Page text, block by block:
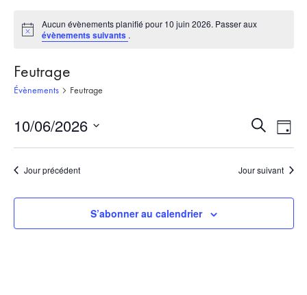
Notice
Aucun évènements planifié pour 10 juin 2026. Passer aux
évènements suivants .
Feutrage
Évènements Feutrage
et
vues
Recherche
de
Jour
10/06/2026
date.
Jour précédent Jour suivant
S’abonner au calendrier